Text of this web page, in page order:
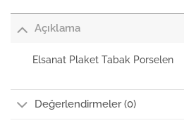
Açıklama
Elsanat Plaket Tabak Porselen
Değerlendirmeler (0)